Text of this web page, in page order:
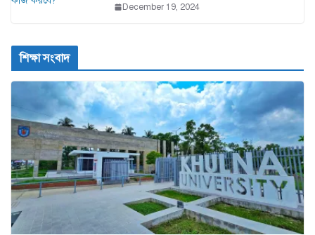
December 19, 2024
শিক্ষা সংবাদ